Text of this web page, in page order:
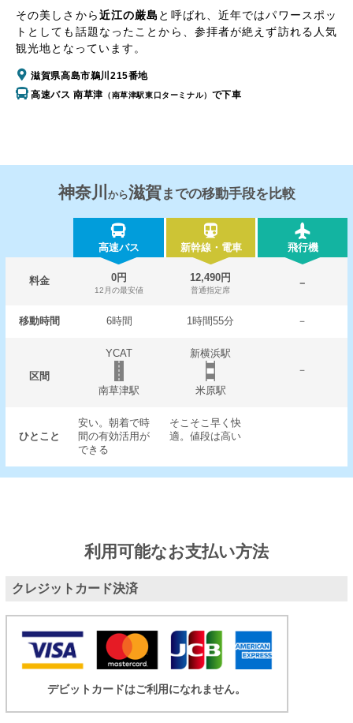
その美しさから近江の厳島 と呼ばれ、近年ではパワースポッ
トとしても話題なったことから、参拝者が絶えず訪れる人気
観光地となっています。
滋賀県高島市鵜川215番地
高速バス 南草津 （南草津駅東口ターミナル） で下車
神奈川 から滋賀までの移動手段を比較
高速バス 新幹線・電車 飛行機
料金 0円
12月の最安値
12,490円
普通指定席
－
移動時間 6時間 1時間55分 －
区間
YCAT
新横浜駅
－
南草津駅
米原駅
ひとこと
安い。朝着で時
間の有効活用が
できる
そこそこ早く快
適。値段は高い
利用可能なお支払い方法
クレジットカード決済
デビットカードはご利用になれません。